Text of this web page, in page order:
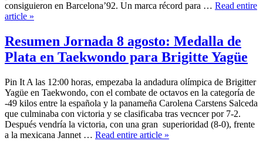
consiguieron en Barcelona’92. Un marca récord para … Read entire
article »
Resumen Jornada 8 agosto: Medalla de
Plata en Taekwondo para Brigitte Yagüe
Pin It A las 12:00 horas, empezaba la andadura olímpica de Brigitter
Yagüe en Taekwondo, con el combate de octavos en la categoría de
-49 kilos entre la española y la panameña Carolena Carstens Salceda
que culminaba con victoria y se clasificaba tras vecncer por 7-2.
Después vendría la victoria, con una gran superioridad (8-0), frente
a la mexicana Jannet … Read entire article »